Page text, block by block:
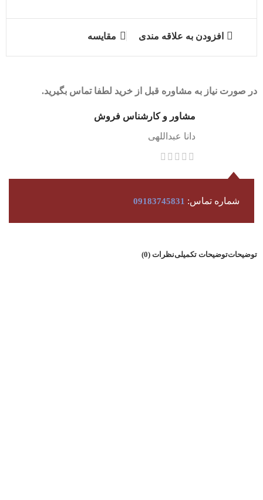
افزودن به علاقه مندی مقایسه
در صورت نیاز به مشاوره قبل از خرید لطفا تماس بگیرید.
مشاور و کارشناس فروش
دانا عبداللهی
شماره تماس: 09183745831
توضیحاتتوضیحات تکمیلینظرات (0)